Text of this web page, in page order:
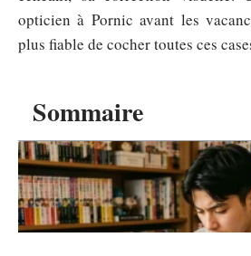
Sommaire
opticien à Pornic avant les
plus fiable de cocher toutes ces